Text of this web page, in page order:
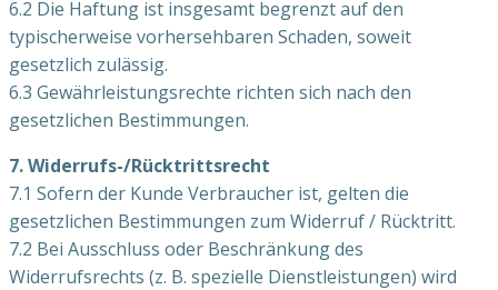
6.2 Die Haftung ist insgesamt begrenzt auf den
typischerweise vorhersehbaren Schaden, soweit
gesetzlich zulässig.
6.3 Gewährleistungsrechte richten sich nach den
gesetzlichen Bestimmungen.
7. Widerrufs-/Rücktrittsrecht
7.1 Sofern der Kunde Verbraucher ist, gelten die
gesetzlichen Bestimmungen zum Widerruf / Rücktritt.
7.2 Bei Ausschluss oder Beschränkung des
Widerrufsrechts (z. B. spezielle Dienstleistungen) wird